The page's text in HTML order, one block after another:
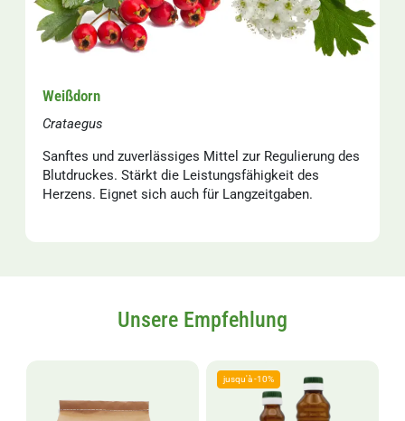
Weißdorn
Crataegus
Sanftes und zuverlässiges Mittel zur Regulierung des
Blutdruckes. Stärkt die Leistungsfähigkeit des
Herzens. Eignet sich auch für Langzeitgaben.
Unsere Empfehlung